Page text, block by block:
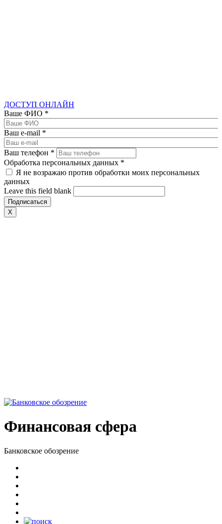
ДОСТУП ОНЛАЙН
Ваше ФИО *
Ваш e-mail *
Ваш телефон *
Обработка персональных данных *
Я не возражаю против обработки моих персональных
данных
Leave this field blank
X
Финансовая сфера
Банковское обозрение